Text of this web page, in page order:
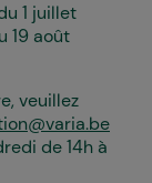
1 juillet
19 août
veuillez
de 14h à